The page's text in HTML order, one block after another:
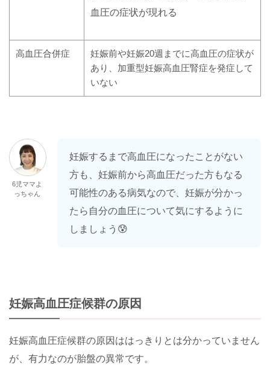
血圧の症状が現れる
高血圧合併症
妊娠前や妊娠20週までに高血圧の症状が
あり、加重型妊娠高血圧腎症を発症して
いない
6児ママよ
っちゃん
妊娠するまで高血圧になったことがない
方も、妊娠前から高血圧だった方もなる
可能性のある病気なので、妊娠が分かっ
たら自分の血圧について気にするように
しましょう😰
妊娠高血圧症候群の原因
妊娠高血圧症候群の原因ははっきりとは分かっていません
が、有力なのが胎盤の異常です。